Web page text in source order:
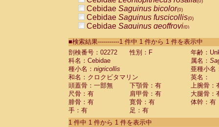
Cebidae Saguinus bicolor(0)
Cebidae Saguinus fuscicollis(0)
Cebidae Saguinus geoffroyi(0)
CebidaeSaguinus labiatus(0)
Cebidae Saguinus leucopus (0)
Cebidae
CebidaeSaguinus mystax
CebidaeSaguinus nigricollis (1)
Cebidae Saguinus oedipus
Cebidae Saguinus weddelli
Cebidae Saguinusspp.
Cebidae Aotus trivirgatus
Cebidae Cebus albifrons
■検索結果-----------1 件中 1 件から 1 件を表示中
剖検番号：02272
性別：F
年齢：
科名：Cebidae
属名：
種小名： nigricollis
亜種小名
和名：クロクビタマリン
英名：
頭蓋骨：一部無
下顎骨：有
上腕骨：
尺骨：有
肩甲骨：有
大腿骨：
腓骨：有
寛骨：有
体幹：有
手：有
足：有
1 件中 1 件から 1 件を表示中